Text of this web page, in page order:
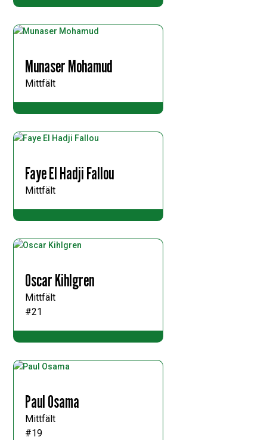
Munaser Mohamud
Mittfält
Faye El Hadji Fallou
Mittfält
Oscar Kihlgren
Mittfält
#21
Paul Osama
Mittfält
#19